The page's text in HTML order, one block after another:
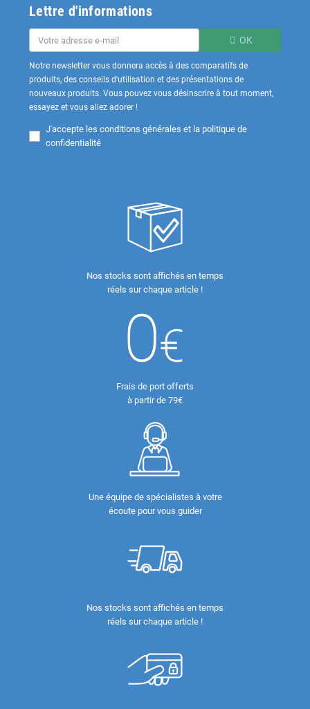
Lettre d'informations
OK
Notre newsletter vous donnera accès à des comparatifs de
produits, des conseils d'utilisation et des présentations de
nouveaux produits. Vous pouvez vous désinscrire à tout moment,
essayez et vous allez adorer !
J'accepte les conditions générales et la politique de
confidentialité
Nos stocks sont affichés en temps
réels sur chaque article !
Frais de port offerts
à partir de 79€
Une équipe de spécialistes à votre
écoute pour vous guider
Nos stocks sont affichés en temps
réels sur chaque article !